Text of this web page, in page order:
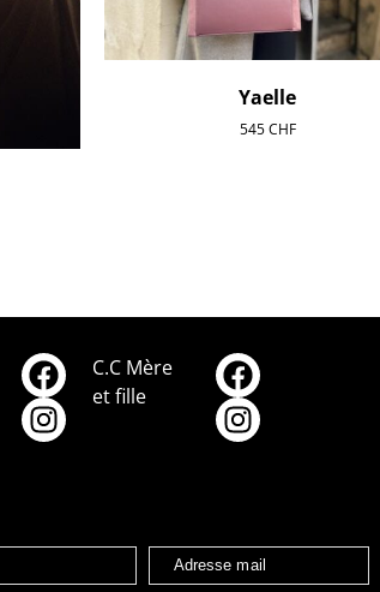
Yaelle
545CHF
C.C Mère
et fille
Adresse mail